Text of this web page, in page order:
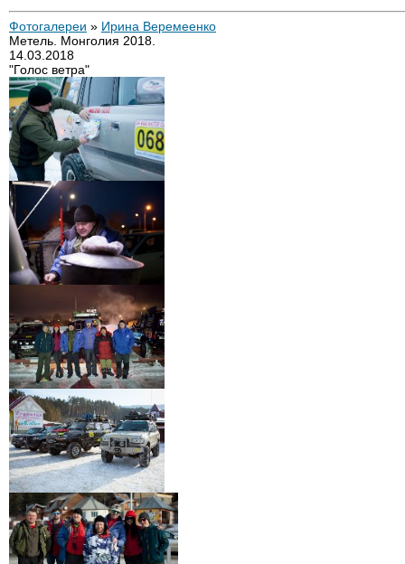
Фотогалереи » Ирина Веремеенко
Метель. Монголия 2018.
14.03.2018
"Голос ветра"